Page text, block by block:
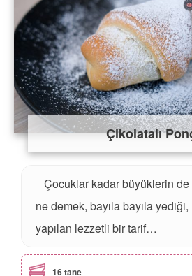
Çikolatalı
Çocuklar kadar büyüklerin
ne demek, bayıla bayıla
yapılan lezzetli bir tarif…
16 tane